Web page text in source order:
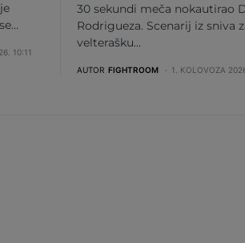
10:11
30 sekundi meča nokautirao
Rodrigueza. Scenarij iz sniva
velterašku…
AUTOR FIGHTROOM 1. KOLOVOZA